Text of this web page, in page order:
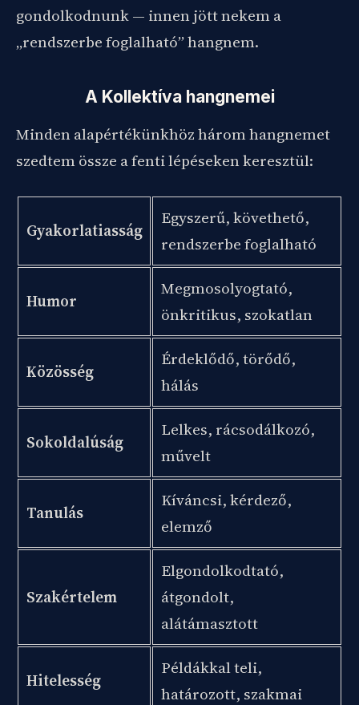
gondolkodnunk — innen jött nekem a
„rendszerbe foglalható” hangnem.
A Kollektíva hangnemei
Minden alapértékünkhöz három hangnemet
szedtem össze a fenti lépéseken keresztül:
Gyakorlatiasság
Egyszerű, követhető,
rendszerbe foglalható
Humor
Megmosolyogtató,
önkritikus, szokatlan
Közösség
Érdeklődő, törődő,
hálás
Sokoldalúság
Lelkes, rácsodálkozó,
művelt
Tanulás
Kíváncsi, kérdező,
elemző
Szakértelem
Elgondolkodtató,
átgondolt,
alátámasztott
Hitelesség
Példákkal teli,
határozott, szakmai